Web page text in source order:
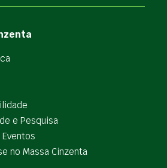
e Pesquisa
no Massa Cinzenta